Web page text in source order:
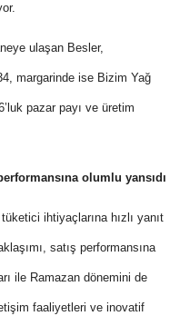
ulaşan Besler,
margarinde ise Bizim Yağ
pazar payı ve üretim
olumlu yansıdı
ihtiyaçlarına hızlı yanıt
satış performansına
ile Ramazan dönemini de
faaliyetleri ve inovatif